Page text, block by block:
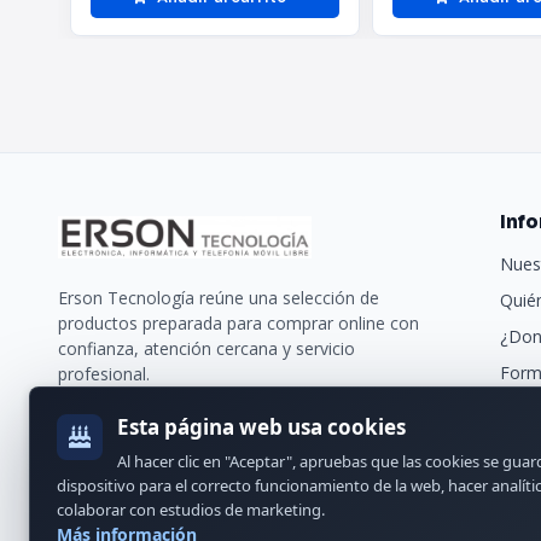
Erson Tecnología reúne una selección de
productos preparada para comprar online con
confianza, atención cercana y servicio
profesional.
Esta página web usa cookies
Al hacer clic en "Aceptar", apruebas que las cookies se
dispositivo para el correcto funcionamiento de la web, hacer
colaborar con estudios de marketing.
Más información